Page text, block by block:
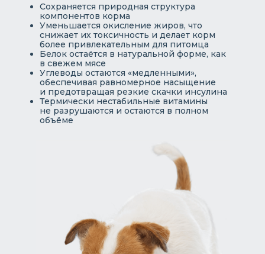
Сохраняется природная структура
компонентов корма
Уменьшается окисление жиров, что
снижает их токсичность и делает корм
более привлекательным для питомца
Белок остаётся в натуральной форме, как
в свежем мясе
Углеводы остаются «медленными»,
обеспечивая равномерное насыщение
и предотвращая резкие скачки инсулина
Термически нестабильные витамины
не разрушаются и остаются в полном
объёме